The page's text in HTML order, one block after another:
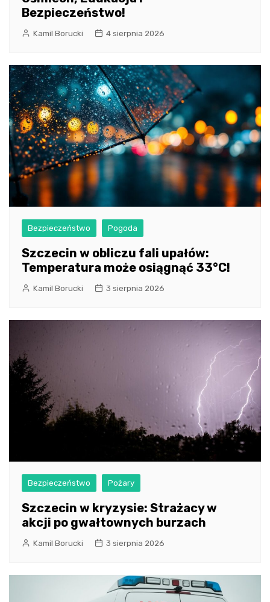
Bezpieczeństwo!
Kamil Borucki 4 sierpnia 2026
Bezpieczeństwo Pogoda
Szczecin w obliczu fali upałów:
Temperatura może osiągnąć 33°C!
Kamil Borucki 3 sierpnia 2026
Bezpieczeństwo Pożary
Szczecin w kryzysie: Strażacy w
akcji po gwałtownych burzach
Kamil Borucki 3 sierpnia 2026